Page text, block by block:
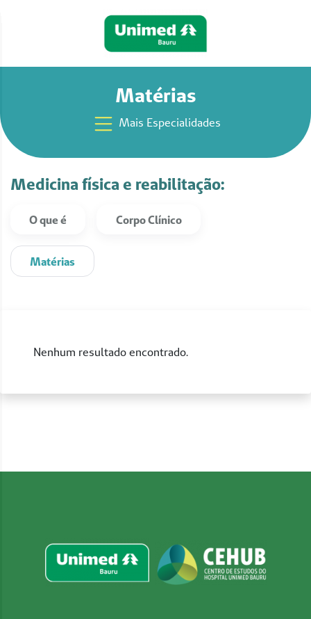
Matérias
Mais Especialidades
Medicina física e reabilitação:
O que é Corpo Clínico
Matérias
Nenhum resultado encontrado.